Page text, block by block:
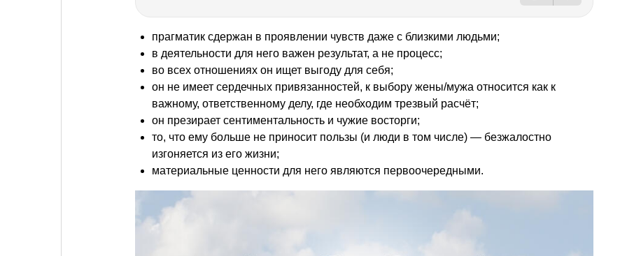
прагматик сдержан в проявлении чувств даже с близкими людьми;
в деятельности для него важен результат, а не процесс;
во всех отношениях он ищет выгоду для себя;
он не имеет сердечных привязанностей, к выбору жены/мужа относится как к
важному, ответственному делу, где необходим трезвый расчёт;
он презирает сентиментальность и чужие восторги;
то, что ему больше не приносит пользы (и люди в том числе) — безжалостно
изгоняется из его жизни;
материальные ценности для него являются первоочередными.